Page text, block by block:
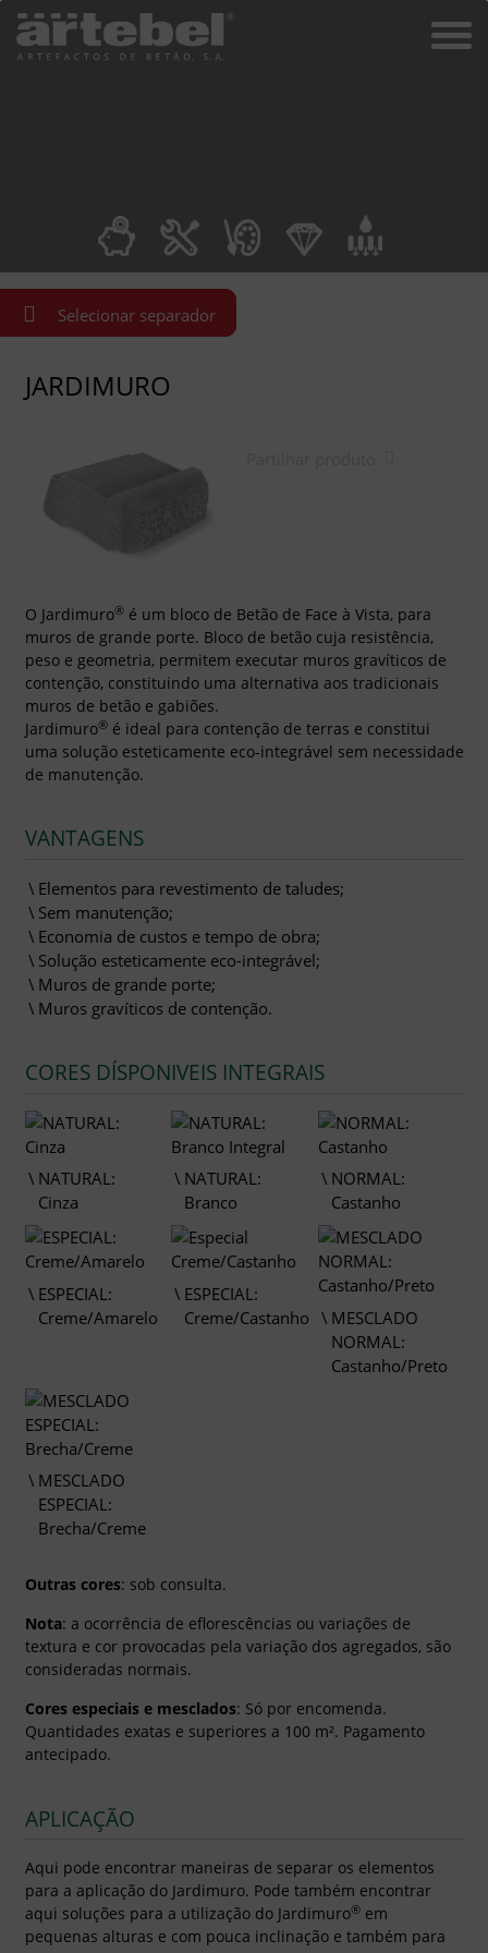
Selecionar separador
JARDIMURO
O Jardimuro®é um bloco de Betão de Face à Vista, para
muros de grande porte. Bloco de betão cuja resistência,
peso e geometria, permitem executar muros gravíticos de
contenção, constituindo uma alternativa aos tradicionais
muros de betão e gabiões.
Jardimuro®é ideal para contenção de terras e constitui
uma solução esteticamente eco-integrável sem necessidade
de manutenção.
VANTAGENS
Elementos para revestimento de taludes;
Sem manutenção;
Economia de custos e tempo de obra;
Solução esteticamente eco-integrável;
Muros de grande porte;
Muros gravíticos de contenção.
CORES DÍSPONIVEIS INTEGRAIS
NATURAL:
Cinza
NATURAL:
Branco
NORMAL:
Castanho
ESPECIAL:
Creme/Amarelo
ESPECIAL:
Creme/Castanho
MESCLADO
NORMAL:
Castanho/Preto
MESCLADO
ESPECIAL:
Brecha/Creme
Outras cores: sob consulta.
Nota: a ocorrência de eflorescências ou variações de
textura e cor provocadas pela variação dos agregados, são
consideradas normais.
Cores especiais e mesclados: Só por encomenda.
Quantidades exatas e superiores a 100 m². Pagamento
antecipado.
APLICAÇÃO
Aqui pode encontrar maneiras de separar os elementos
para a aplicação do Jardimuro. Pode também encontrar
aqui soluções para a utilização do Jardimuro®em
pequenas alturas e com pouca inclinação e também para